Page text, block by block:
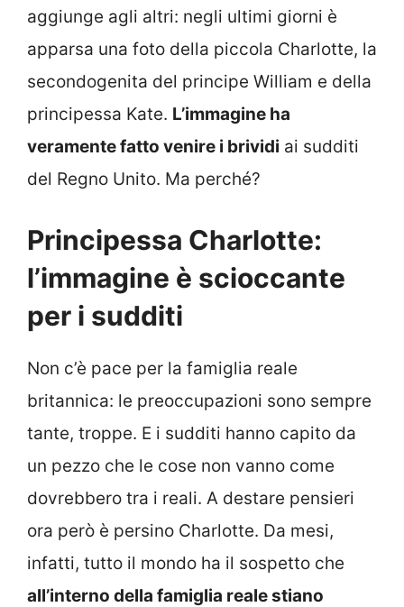
aggiunge agli altri: negli ultimi giorni è
apparsa una foto della piccola Charlotte, la
secondogenita del principe William e della
principessa Kate. L’immagine ha
veramente fatto venire i brividi ai sudditi
del Regno Unito. Ma perché?
Principessa Charlotte:
l’immagine è scioccante
per i sudditi
Non c’è pace per la famiglia reale
britannica: le preoccupazioni sono sempre
tante, troppe. E i sudditi hanno capito da
un pezzo che le cose non vanno come
dovrebbero tra i reali. A destare pensieri
ora però è persino Charlotte. Da mesi,
infatti, tutto il mondo ha il sospetto che
all’interno della famiglia reale stiano